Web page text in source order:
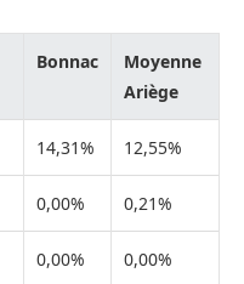
Bonnac
Moyenne
Ariège
14,31% 12,55%
0,00% 0,21%
0,00% 0,00%